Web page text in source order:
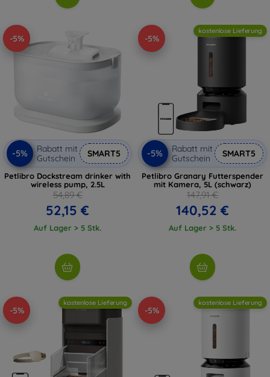
-5%
-5%
Rabatt mit
Gutschein
SMART5
Petlibro Dockstream drinker with
wireless pump, 2.5L
54,89 €
52,15 €
Auf Lager > 5 Stk.
-5%
kostenlose Lieferung
-5%
Rabatt mit
Gutschein
SMART5
Petlibro Granary Futterspender
mit Kamera, 5L (schwarz)
147,91 €
140,52 €
Auf Lager > 5 Stk.
-5%
kostenlose Lieferung
-5%
kostenlose Lieferung